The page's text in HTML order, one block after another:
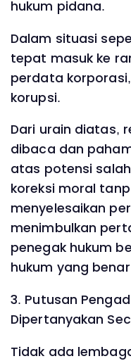
hukum pidana.
Dalam situasi
tepat masuk ke
perdata
korupsi.
Dari urain diatas,
dibaca dan
atas potensi
koreksi moral
menyelesaikan
menimbulkan
penegak hukum
hukum yang
3. Putusan
Dipertanyakan
Tidak ada